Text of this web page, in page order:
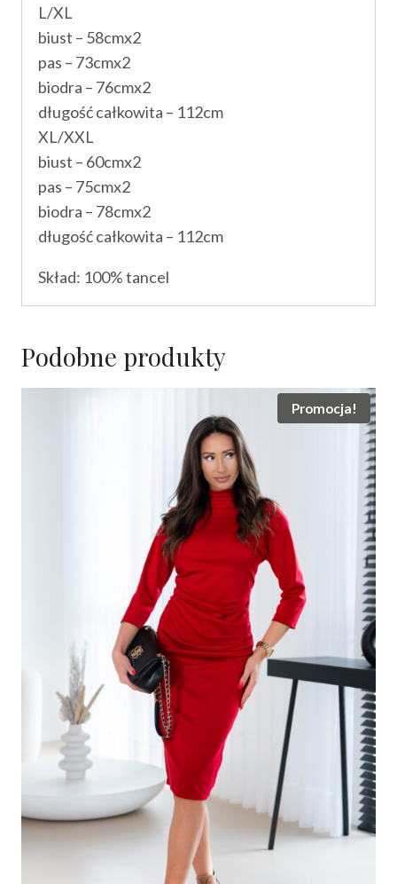
L/XL
biust – 58cmx2
pas – 73cmx2
biodra – 76cmx2
długość całkowita – 112cm
XL/XXL
biust – 60cmx2
pas – 75cmx2
biodra – 78cmx2
długość całkowita – 112cm
Skład: 100% tancel
Podobne produkty
Promocja!